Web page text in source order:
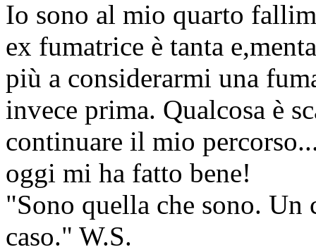
Io sono al mio quarto
ex fumatrice è tanta
più a considerarmi una
invece prima. Qualcosa è
continuare il mio
oggi mi ha fatto bene!
"Sono quella che sono.
caso." W.S.